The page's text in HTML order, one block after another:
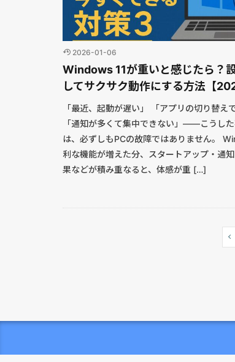
2026-01-06
Windows 11が重いと感じたら？
してサクサク動作にする方法【
「最近、起動が遅い」 「アプリの切り替え
「通知が多くて集中できない」――こうし
は、必ずしもPCの故障ではありません。
利な機能が増えた分、スタートアップ・通
果などが積み重なると、体感が重 […]